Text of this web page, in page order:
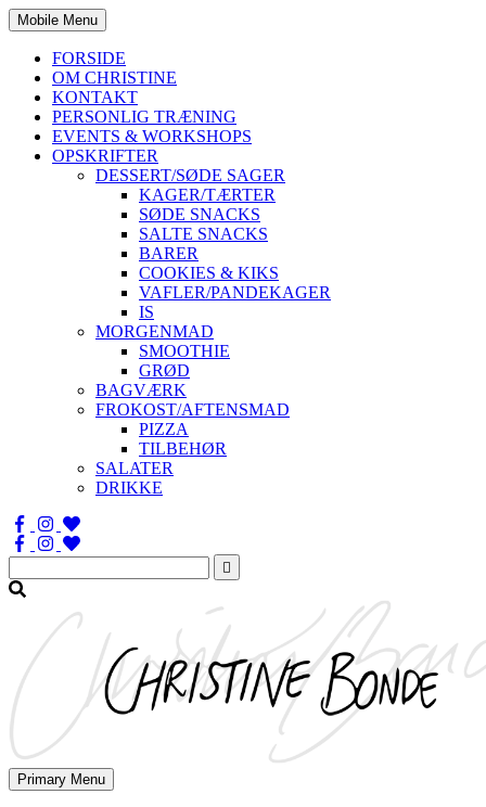
Mobile Menu
FORSIDE
OM CHRISTINE
KONTAKT
PERSONLIG TRÆNING
EVENTS & WORKSHOPS
OPSKRIFTER
DESSERT/SØDE SAGER
KAGER/TÆRTER
SØDE SNACKS
SALTE SNACKS
BARER
COOKIES & KIKS
VAFLER/PANDEKAGER
IS
MORGENMAD
SMOOTHIE
GRØD
BAGVÆRK
FROKOST/AFTENSMAD
PIZZA
TILBEHØR
SALATER
DRIKKE
Søg
efter:
Primary Menu